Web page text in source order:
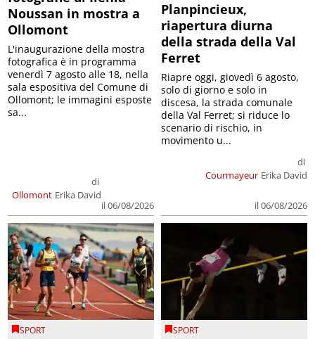
Noussan in mostra a
Ollomont
Ollomont
di
Erika David
il 06/08/2026
L'inaugurazione della mostra
fotografica è in programma
venerdì 7 agosto alle 18, nella
sala espositiva del Comune di
Ollomont; le immagini esposte
sa...
Planpincieux,
riapertura diurna
della strada della Val
Ferret
Courmayeur
di
Erika David
il 06/08/2026
Riapre oggi, giovedì 6 agosto,
solo di giorno e solo in
discesa, la strada comunale
della Val Ferret; si riduce lo
scenario di rischio, in
movimento u...
SPORT SPORT